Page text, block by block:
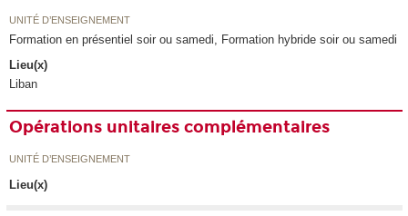
UNITÉ D’ENSEIGNEMENT
Formation en présentiel soir ou samedi, Formation hybride soir ou samedi
Lieu(x)
Liban
Opérations unitaires complémentaires
UNITÉ D’ENSEIGNEMENT
Lieu(x)